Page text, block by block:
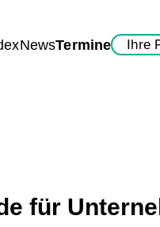
NewsTermine Ihre
für